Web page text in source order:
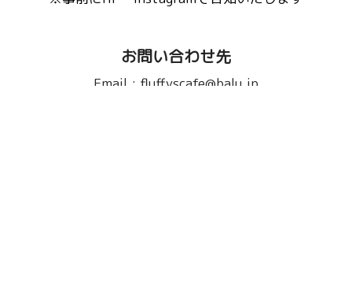
お問い合わせ先
Email : fluffyscafe@balu.jp